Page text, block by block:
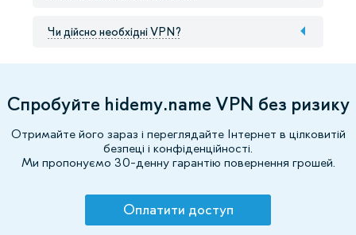
Чи дійсно необхідні VPN?
Спробуйте hidemy.name VPN без ризику
Отримайте його зараз і переглядайте Інтернет в цілковитій
безпеці і конфіденційності.
Ми пропонуємо 30-денну гарантію повернення грошей.
Оплатити доступ